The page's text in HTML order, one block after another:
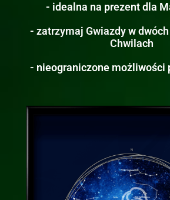
- idealna na prezent dla
- zatrzymaj Gwiazdy w
Chwilach
- nieograniczone możliwości